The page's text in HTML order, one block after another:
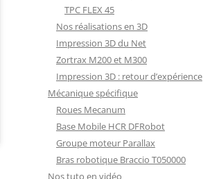
TPC FLEX 45
Nos réalisations en 3D
Impression 3D du Net
Zortrax M200 et M300
Impression 3D : retour d’expérience
Mécanique spécifique
Roues Mecanum
Base Mobile HCR DFRobot
Groupe moteur Parallax
Bras robotique Braccio T050000
Nos tuto en vidéo